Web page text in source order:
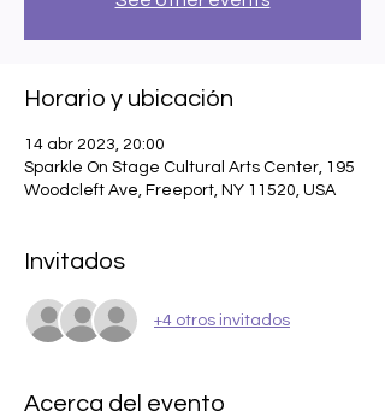
Horario y ubicación
14 abr 2023, 20:00
Sparkle On Stage Cultural Arts Center, 195
Woodcleft Ave, Freeport, NY 11520, USA
Invitados
+4 otros invitados
Acerca del evento